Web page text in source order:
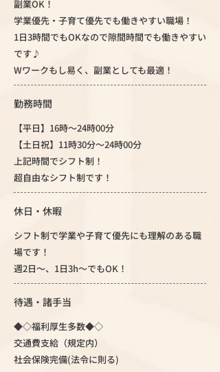
副業OK！
学業優先・子育て優先でも働きやすい職場！
1日3時間でもOKなので隙間時間でも働きやすい
です♪
Wワークもし易く、副業としても最適！
勤務時間
【平日】16時〜24時00分
【土日祝】11時30分〜24時00分
上記時間でシフト制！
超自由なシフト制です！
休日・休暇
シフト制で学業や子育て優先にも理解のある職
場です！
週2日～、1日3h～でもOK！
待遇・諸手当
◆◇福利厚生多数◆◇
交通費支給（規定内）
社会保険完備(法令に則る)